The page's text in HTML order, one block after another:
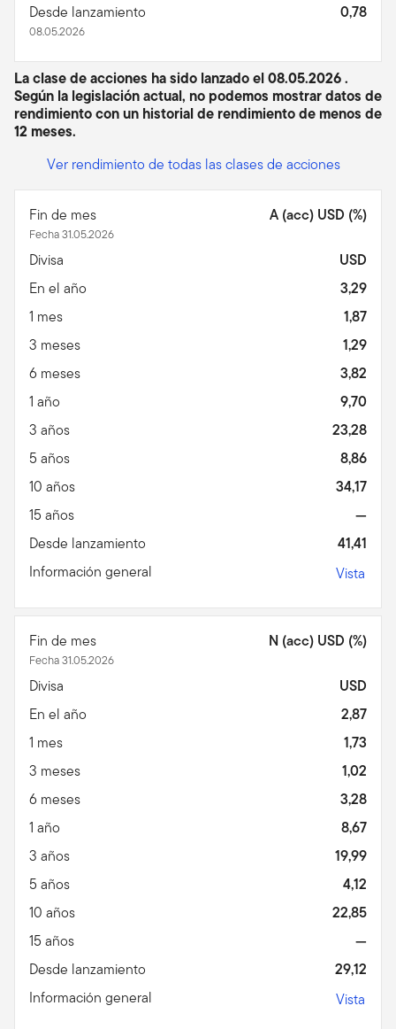
Desde lanzamiento
08.05.2026
0,78
La clase de acciones ha sido lanzado el 08.05.2026 .
Según la legislación actual, no podemos mostrar datos de
rendimiento con un historial de rendimiento de menos de
12 meses.
Ver rendimiento de todas las clases de acciones
Fin de mes
Fecha 31.05.2026
A (acc) USD (%)
Divisa
USD
En el año
3,29
1 mes
1,87
3 meses
1,29
6 meses
3,82
1 año
9,70
3 años
23,28
5 años
8,86
10 años
34,17
15 años
—
Desde lanzamiento
41,41
Información general
Vista
Fin de mes
Fecha 31.05.2026
N (acc) USD (%)
Divisa
USD
En el año
2,87
1 mes
1,73
3 meses
1,02
6 meses
3,28
1 año
8,67
3 años
19,99
5 años
4,12
10 años
22,85
15 años
—
Desde lanzamiento
29,12
Información general
Vista